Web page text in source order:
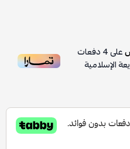
على4دفعات
الإسلامية